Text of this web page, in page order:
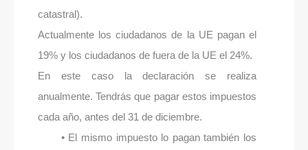
catastral).
Actualmente los ciudadanos de la UE pagan el
19% y los ciudadanos de fuera de la UE el 24%.
En este caso la declaración se realiza
anualmente. Tendrás que pagar estos impuestos
cada año, antes del 31 de diciembre.
• El mismo impuesto lo pagan también los